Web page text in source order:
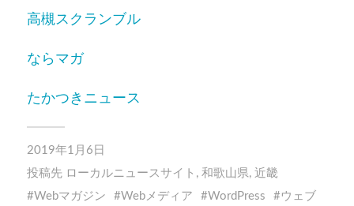
高槻スクランブル
ならマガ
たかつきニュース
2019年1月6日
投稿先 ローカルニュースサイト , 和歌山県, 近畿
Webマガジン
Webメディア WordPress
ウェブ